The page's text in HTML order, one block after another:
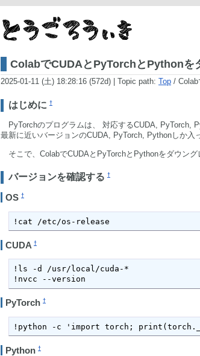
ColabでCUDAとPyTorchとPythonを
2025-01-11 (土) 18:28:16 (572d) Topic path: Top / Colab
はじめに †
PyTorchのプログラムは、 対応するCUDA, PyTorch,
最新に近いバージョンのCUDA, PyTorch, Pythonしか入
そこで、ColabでCUDAとPyTorchとPythonをダウング
バージョンを確認する †
OS †
!cat /etc/os-release
CUDA †
!ls -d /usr/local/cuda-*
!nvcc --version
PyTorch †
!python -c 'import torch;
Python †